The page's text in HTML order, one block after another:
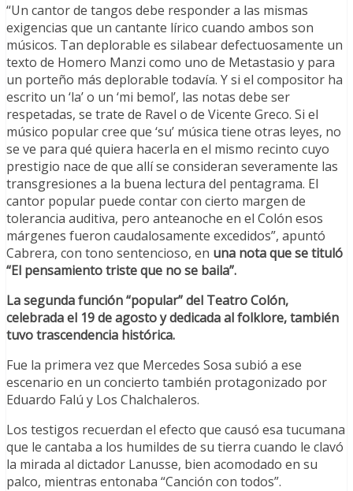
“Un cantor de tangos debe responder a las mismas
exigencias que un cantante lírico cuando ambos son
músicos. Tan deplorable es silabear defectuosamente un
texto de Homero Manzi como uno de Metastasio y para
un porteño más deplorable todavía. Y si el compositor ha
escrito un ‘la’ o un ‘mi bemol’, las notas debe ser
respetadas, se trate de Ravel o de Vicente Greco. Si el
músico popular cree que ‘su’ música tiene otras leyes, no
se ve para qué quiera hacerla en el mismo recinto cuyo
prestigio nace de que allí se consideran severamente las
transgresiones a la buena lectura del pentagrama. El
cantor popular puede contar con cierto margen de
tolerancia auditiva, pero anteanoche en el Colón esos
márgenes fueron caudalosamente excedidos”, apuntó
Cabrera, con tono sentencioso, en una nota que se tituló
“El pensamiento triste que no se baila”.
La segunda función “popular” del Teatro Colón,
celebrada el 19 de agosto y dedicada al folklore, también
tuvo trascendencia histórica.
Fue la primera vez que Mercedes Sosa subió a ese
escenario en un concierto también protagonizado por
Eduardo Falú y Los Chalchaleros.
Los testigos recuerdan el efecto que causó esa tucumana
que le cantaba a los humildes de su tierra cuando le clavó
la mirada al dictador Lanusse, bien acomodado en su
palco, mientras entonaba “Canción con todos”.